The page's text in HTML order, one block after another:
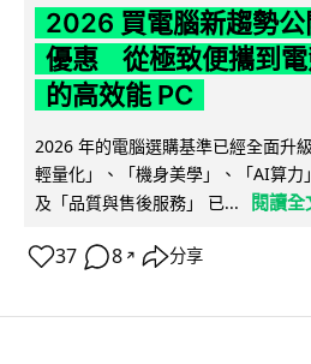
2026 買電腦新趨勢公
優惠 從極致便攜到電
的高效能 PC
2026 年的電腦選購基準已經全面升
輕量化」、「機身美學」、「AI算力
及「品質與售後服務」 已...
閱讀全
37 8 ↗ 分享